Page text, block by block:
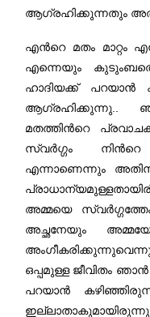
ആഗ്രഹിക്കുന്നതും
എന്‍റെ മതം മാറ്റം
എന്നെയും
ഹാദിയക്ക് പറയാൻ
ആഗ്രഹിക്കുന്നു..
മതത്തിന്‍റെ
സ്വർഗ്ഗം നിന്‍റെ
എന്നാണെന്നും
അമ്മയെ
അച്ഛനേയും
ഒപ്പമുള്ള ജീവിതം
പറയാൻ
ഇല്ലാതാകുമായിരുന്നു.